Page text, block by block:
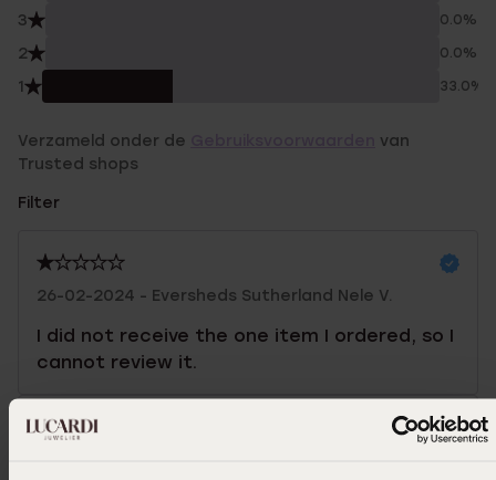
3 0.0%
2 0.0%
1 33.0%
Verzameld onder de
van
Trusted shops
Filter
26-02-2024 - Eversheds Sutherland Nele V.
I did not receive the one item I ordered, so I
cannot review it.